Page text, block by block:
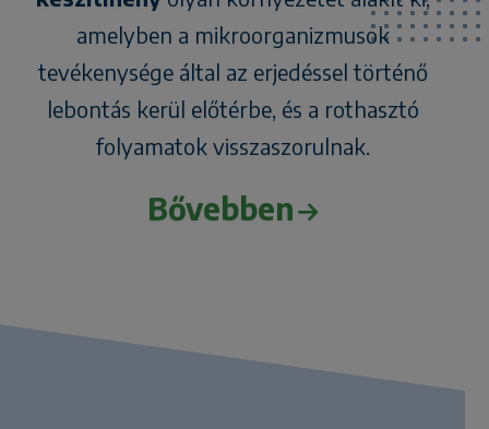
amelyben a mikroorganizmusok
tevékenysége által az erjedéssel történő
lebontás kerül előtérbe, és a rothasztó
folyamatok visszaszorulnak.
Bővebben